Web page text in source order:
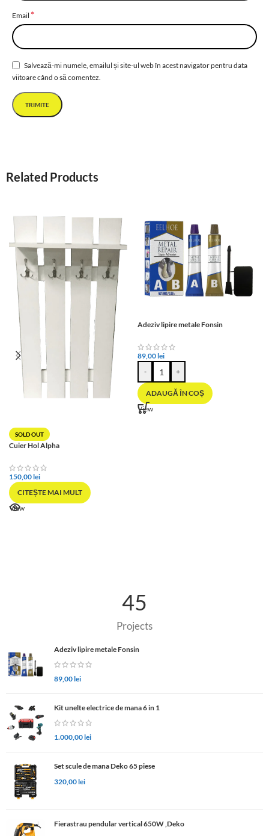
Email *
Salvează-mi numele, emailul și site-ul web în acest navigator pentru data
viitoare când o să comentez.
Related Products
SOLD OUT
Cuier Hol Alpha
150,00lei
CITEȘTE MAI MULT
View
Adeziv lipire metale Fonsin
89,00lei
-
+
ADAUGĂ ÎN COȘ
View
45
Projects
Adeziv lipire metale Fonsin
89,00lei
Kit unelte electrice de mana 6 in 1
1.000,00lei
Set scule de mana Deko 65 piese
320,00lei
Fierastrau pendular vertical 650W ,Deko